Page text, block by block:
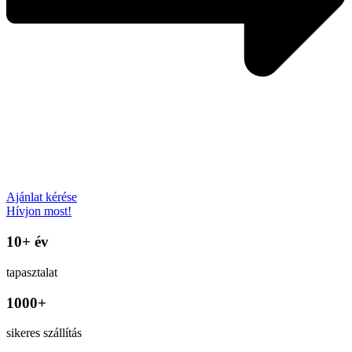
Ajánlat kérése
Hívjon most!
10+ év
tapasztalat
1000+
sikeres szállítás